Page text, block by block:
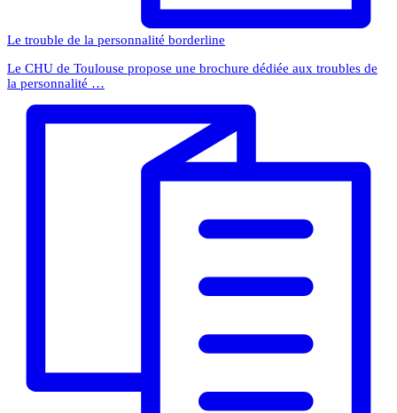
Le trouble de la personnalité borderline
Le CHU de Toulouse propose une brochure dédiée aux troubles de
la personnalité …